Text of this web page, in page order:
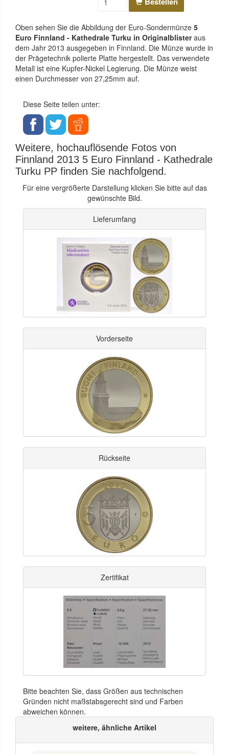
Oben sehen Sie die Abbildung der Euro-Sondermünze 5
Euro Finnland - Kathedrale Turku in Originalblisteraus
dem Jahr 2013 ausgegeben in Finnland. Die Münze wurde in
der Prägetechnik polierte Platte hergestellt. Das verwendete
Metall ist eine Kupfer-Nickel Legierung. Die Münze weist
einen Durchmesser von 27,25mm auf.
Diese Seite teilen unter:
Weitere, hochauflösende Fotos von
Finnland 2013 5 Euro Finnland - Kathedrale
Turku PP finden Sie nachfolgend.
Für eine vergrößerte Darstellung klicken Sie bitte auf das
gewünschte Bild.
Lieferumfang
Vorderseite
Rückseite
Zertifikat
Bitte beachten Sie, dass Größen aus technischen
Gründen nicht maßstabsgerecht sind und Farben
abweichen können.
weitere, ähnliche Artikel